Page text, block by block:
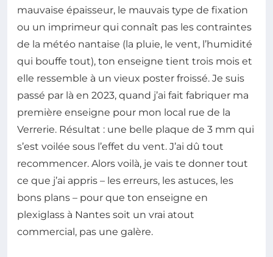
mauvaise épaisseur, le mauvais type de fixation
ou un imprimeur qui connaît pas les contraintes
de la météo nantaise (la pluie, le vent, l’humidité
qui bouffe tout), ton enseigne tient trois mois et
elle ressemble à un vieux poster froissé. Je suis
passé par là en 2023, quand j’ai fait fabriquer ma
première enseigne pour mon local rue de la
Verrerie. Résultat : une belle plaque de 3 mm qui
s’est voilée sous l’effet du vent. J’ai dû tout
recommencer. Alors voilà, je vais te donner tout
ce que j’ai appris – les erreurs, les astuces, les
bons plans – pour que ton enseigne en
plexiglass à Nantes soit un vrai atout
commercial, pas une galère.